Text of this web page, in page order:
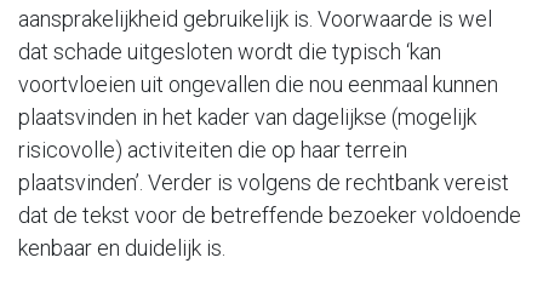
aansprakelijkheid gebruikelijk is. Voorwaarde is wel
dat schade uitgesloten wordt die typisch ‘kan
voortvloeien uit ongevallen die nou eenmaal kunnen
plaatsvinden in het kader van dagelijkse (mogelijk
risicovolle) activiteiten die op haar terrein
plaatsvinden’. Verder is volgens de rechtbank vereist
dat de tekst voor de betreffende bezoeker voldoende
kenbaar en duidelijk is.